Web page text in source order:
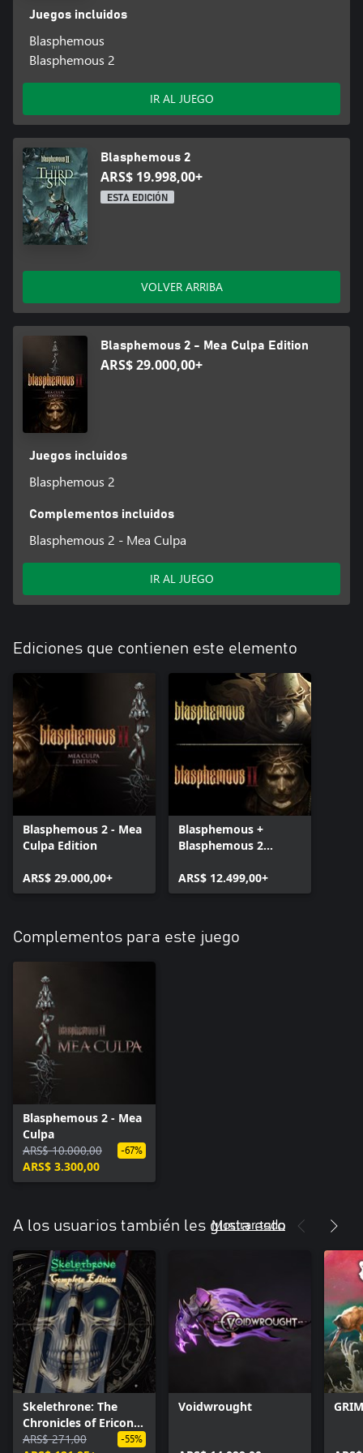
Batallas épicas contra jefes finales inolvidables
Hordas de enemigos nunca vistos intentarán interponerse en tu
camino. Nuevos y espectaculares jefes finales pertrechados con
armas formidables pondrán a prueba tus habilidades con ataques
letales y asoladores en combates únicos, épicos, que se resuelven
en una escalada de tensión inolvidable.
Explora un mundo completamente nuevo
Te aguarda todo un mundo nuevo poblado de oscuros y
carismáticos personajes con los que relacionarte. Algunos te
encomendarán misiones suicidas para conseguir preciadas
reliquias olvidadas hace mucho tiempo. Con tantas cosas que ver
y hacer, las historias y las leyendas que descubrirás te ayudarán a
desentrañar los innumerables misterios del juego y te
proporcionarán una comprensión más profunda de este
enigmático mundo.
Juegos incluidos
Blasphemous
Blasphemous 2
IR AL JUEGO
Blasphemous 2
ARS$ 19.998,00+
ESTA EDICIÓN
VOLVER ARRIBA
Blasphemous 2 - Mea Culpa Edition
ARS$ 29.000,00+
Juegos incluidos
Blasphemous 2
Complementos incluidos
Blasphemous 2 - Mea Culpa
IR AL JUEGO
Ediciones que contienen este elemento
Blasphemous 2 - Mea
Culpa Edition
ARS$ 29.000,00+
Blasphemous +
Blasphemous 2
ARS$ 12.499,00+
Complementos para este juego
Blasphemous 2 - Mea
Culpa
ARS$ 10.000,00
ARS$ 3.300,00
-67%
A los usuarios también les gusta esto
Mostrar todo
Skelethrone: The
Chronicles of Ericona
- Complete Edition
ARS$ 271,00
-55%
Voidwrought